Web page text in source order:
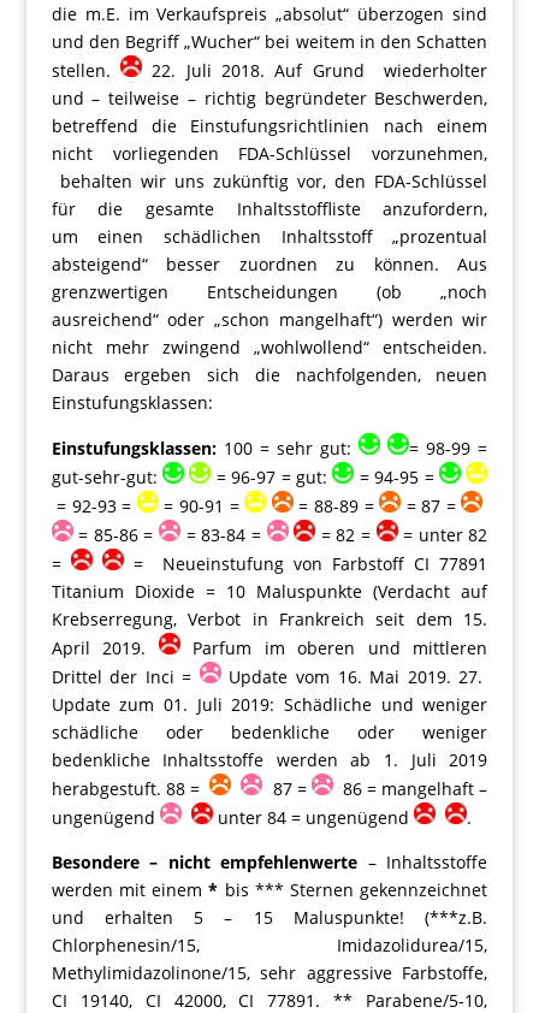
die m.E. im Verkaufspreis „absolut“ überzogen sind
und den Begriff „Wucher“ bei weitem in den Schatten
stellen.
22. Juli 2018. Auf Grund wiederholter
und – teilweise – richtig begründeter Beschwerden,
betreffend die Einstufungsrichtlinien nach einem
nicht vorliegenden FDA-Schlüssel vorzunehmen,
behalten wir uns zukünftig vor, den FDA-Schlüssel
für die gesamte Inhaltsstoffliste anzufordern,
um einen schädlichen Inhaltsstoff „prozentual
absteigend“ besser zuordnen zu können. Aus
grenzwertigen Entscheidungen (ob „noch
ausreichend“ oder „schon mangelhaft“) werden wir
nicht mehr zwingend „wohlwollend“ entscheiden.
Daraus ergeben sich die nachfolgenden, neuen
Einstufungsklassen:
Einstufungsklassen:100 = sehr gut:
= 98-99 =
gut-sehr-gut:
= 96-97 = gut:
= 94-95 =
= 92-93 =
= 90-91 = = 88-89 =
= 87 =
= 85-86 =
= 83-84 = = 82 =
= unter 82
=
= Neueinstufung von Farbstoff CI 77891
Titanium Dioxide = 10 Maluspunkte (Verdacht auf
Krebserregung, Verbot in Frankreich seit dem 15.
April 2019.
Parfum im oberen und mittleren
Drittel der Inci =
Update vom 16. Mai 2019. 27.
Update zum 01. Juli 2019: Schädliche und weniger
schädliche oder bedenkliche oder weniger
bedenkliche Inhaltsstoffe werden ab 1. Juli 2019
herabgestuft. 88 =
87 =
86 = mangelhaft –
ungenügend
unter 84 = ungenügend
.
Besondere – nicht empfehlenwerte – Inhaltsstoffe
werden mit einem* bis *** Sternen gekennzeichnet
und erhalten 5 – 15 Maluspunkte! (***z.B.
Chlorphenesin/15, Imidazolidurea/15,
Methylimidazolinone/15, sehr aggressive Farbstoffe,
CI 19140, CI 42000, CI 77891. ** Parabene/5-10,